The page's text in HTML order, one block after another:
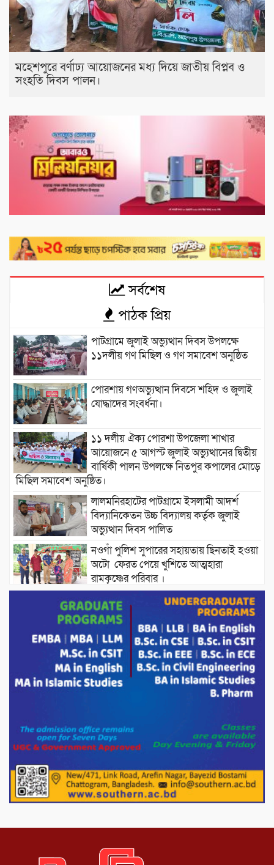
মহেশপুরে বর্ণাঢ্য আয়োজনের মধ্য দিয়ে জাতীয় বিপ্লব ও
সংহতি দিবস পালন।
সর্বশেষ
পাঠক প্রিয়
পাটগ্রামে জুলাই অভ্যুত্থান দিবস উপলক্ষে
১১দলীয় গণ মিছিল ও গণ সমাবেশ অনুষ্ঠিত
পোরশায় গণঅভ্যুত্থান দিবসে শহিদ ও জুলাই
যোদ্ধাদের সংবর্ধনা।
১১ দলীয় ঐক্য পোরশা উপজেলা শাখার
আয়োজনে ৫ আগস্ট জুলাই অভ্যুত্থানের দ্বিতীয়
বার্ষিকী পালন উপলক্ষে নিতপুর কপালের মোড়ে
মিছিল সমাবেশ অনুষ্ঠিত।
লালমনিরহাটের পাটগ্রামে ইসলামী আদর্শ
বিদ্যানিকেতন উচ্চ বিদ্যালয় কর্তৃক জুলাই
অভ্যুত্থান দিবস পালিত
নওগাঁ পুলিশ সুপারের সহায়তায় ছিনতাই হওয়া
অটো ফেরত পেয়ে খুশিতে আত্মহারা
রামকৃষ্ণের পরিবার ।
বিদ্যুৎ ও জ্বালানির অতিরিক্ত বিল আসলে যা
করতে বললেন প্রধানমন্ত্রীর তথ্য উপদেষ্টা।
চট্টগ্রামের বন্যাকবলিত স্থানে সফরে যাচ্ছেন
প্রধানমন্ত্রী ।
শতাধিক মানুষের মাঝে গোল্ডেন ডায়াগনস্টিক
পাটগ্রামে শালিসী বৈঠককে কেন্দ্র করে বিএনপি
আত্মহত্যার অভিযোগ
নওগাঁর পোরশায় মাননীয় প্রধানমন্ত্রীর দেওয়া